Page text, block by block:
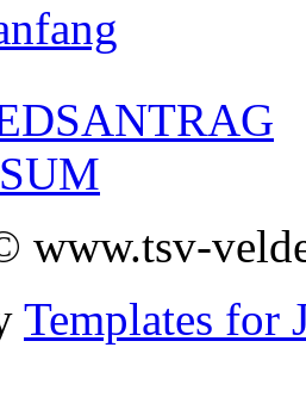
www.tsv-
Templates for